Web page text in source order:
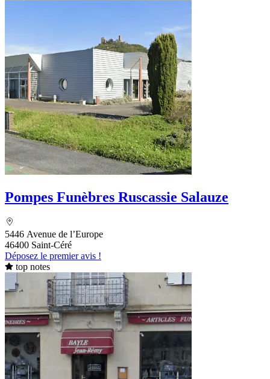
Pompes Funèbres Ruscassie Salauze
5446 Avenue de l’Europe
46400 Saint-Céré
Déposez le premier avis !
top notes